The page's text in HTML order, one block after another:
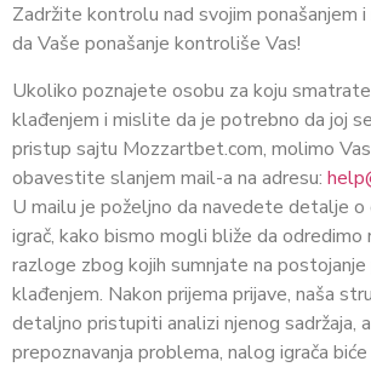
Zadržite kontrolu nad svojim ponašanjem
da Vaše ponašanje kontroliše Vas!
Ukoliko poznajete osobu za koju
klađenjem i mislite da je potrebno da joj
pristup sajtu Mozzartbet.com, molimo
obavestite slanjem mail-a na adresu:
U mailu je poželjno da navedete detalje o
igrač, kako bismo mogli bliže da
razloge zbog kojih sumnjate na
klađenjem. Nakon prijema prijave, naša
detaljno pristupiti analizi njenog sadržaja,
prepoznavanja problema, nalog igrača biće